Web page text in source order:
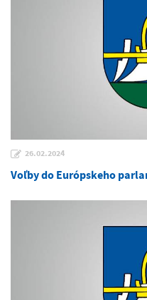
26.02.2024
Voľby do Európskeho